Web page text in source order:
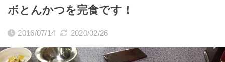
ボとんかつを完食です！
2016/07/14 2020/02/26